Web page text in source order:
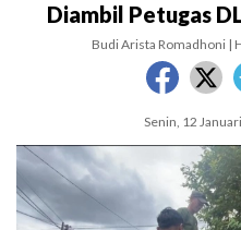
Diambil Petugas
Budi Arista Romadhoni |
Senin, 12